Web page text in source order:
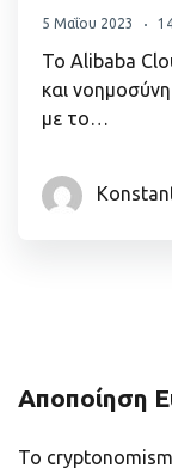
5 Μαΐου 2023
Το Alibaba
και
με το…
Αποποίηση
Το